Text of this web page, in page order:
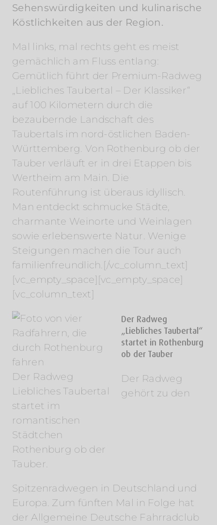
Sehenswürdigkeiten und kulinarische
Köstlichkeiten aus der Region.
Mal links, mal rechts geht es meist
gemächlich am Fluss entlang:
Gemütlich führt der Premium-Radweg
„Liebliches Taubertal – Der Klassiker“
auf 100 Kilometern durch die
bezaubernde Landschaft des
Taubertals im nord-östlichen Baden-
Württemberg. Von Rothenburg ob der
Tauber verläuft er in drei Etappen bis
Wertheim am Main. Die
Routenführung ist überaus idyllisch.
Man entdeckt schmucke Städte,
charmante Weinorte und Weinlagen
sowie erlebenswerte Natur. Wenige
Steigungen machen die Tour auch
familienfreundlich.[/vc_column_text]
[vc_empty_space][vc_empty_space]
[vc_column_text]
Der Radweg
Liebliches Taubertal
startet im
romantischen
Städtchen
Rothenburg ob der
Tauber.
Der Radweg
„Liebliches Taubertal“
startet in Rothenburg
ob der Tauber
Der Radweg
gehört zu den
Spitzenradwegen in Deutschland und
Europa. Zum fünften Mal in Folge hat
der Allgemeine Deutsche Fahrradclub